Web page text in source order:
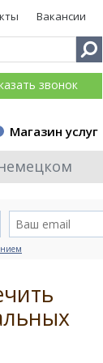
Вакансии
звонок
Магазин услуг